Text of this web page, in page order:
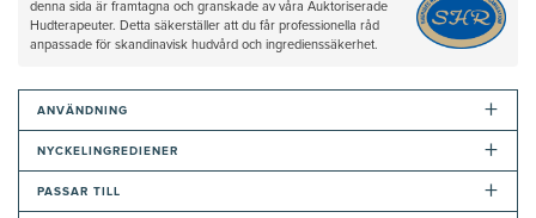
denna sida är framtagna och granskade av våra Auktoriserade
Hudterapeuter. Detta säkerställer att du får professionella råd
anpassade för skandinavisk hudvård och ingredienssäkerhet.
ANVÄNDNING +
NYCKELINGREDIENER +
PASSAR TILL +